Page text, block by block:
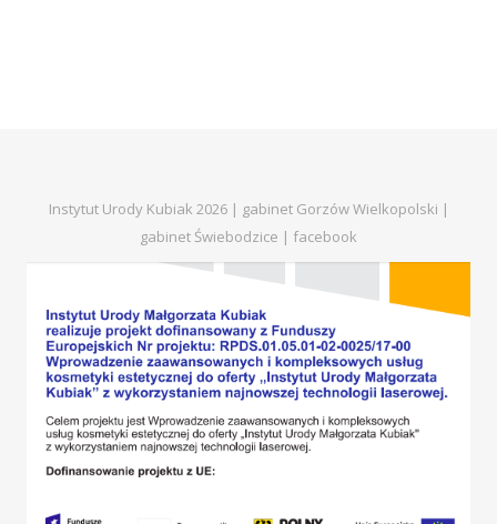
Instytut Urody Kubiak 2026 | gabinet Gorzów Wielkopolski |
gabinet Świebodzice | facebook